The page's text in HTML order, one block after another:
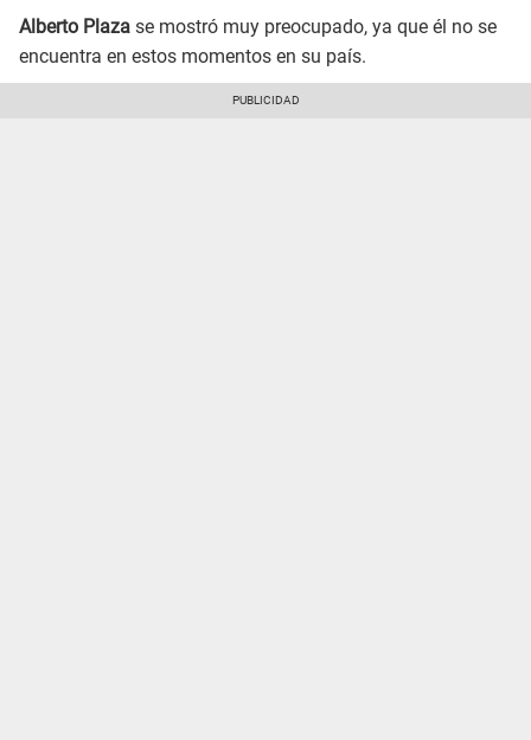
Alberto Plaza se mostró muy preocupado, ya que él no se
encuentra en estos momentos en su país.